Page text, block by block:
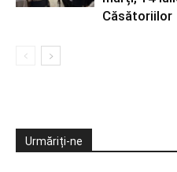
Căsătoriilor
Urmăriți-ne